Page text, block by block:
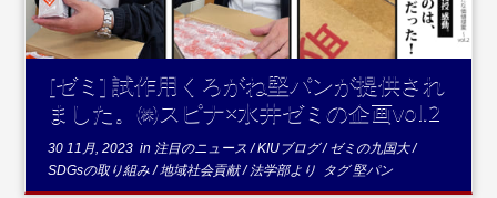
[ゼミ] 試作用くろがね堅パンが提供され
ました。㈱スピナ×水井ゼミの企画vol.2
30 11月, 2023 in 注目のニュース/KIUブログ/ゼミの九国大/
SDGsの取り組み/地域社会貢献/法学部より タグ堅パン